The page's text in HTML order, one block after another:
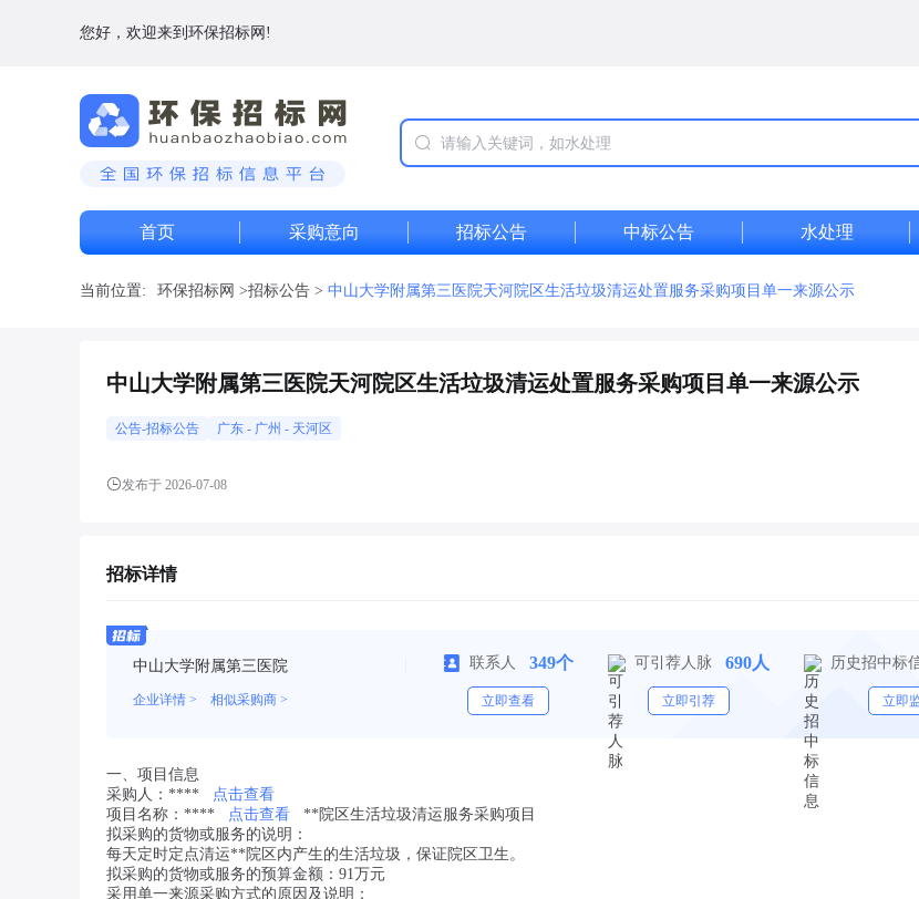
您好，欢迎来到环保招标网!
首页 采购意向 招标公告 中标公告 水处理
当前位置: 环保招标网 >招标公告 > 中山大学附属第三医院天河院区生活垃圾清运处置服务采购项目单一来源公示
中山大学附属第三医院天河院区生活垃圾清运处置服务采购项目单一来源公示
公告-招标公告 广东 - 广州 - 天河区
发布于 2026-07-08
招标详情
中山大学附属第三医院
企业详情 > 相似采购商 >
联系人 349个
立即查看
可引荐人脉 690人
立即引荐
历史招中标
立即
一、项目信息
采购人：****
点击查看
项目名称：****
点击查看
**院区生活垃圾清运服务采购项目
拟采购的货物或服务的说明：
每天定时定点清运**院区内产生的生活垃圾，保证院区卫生。
拟采购的货物或服务的预算金额：91万元
采用单一来源采购方式的原因及说明：